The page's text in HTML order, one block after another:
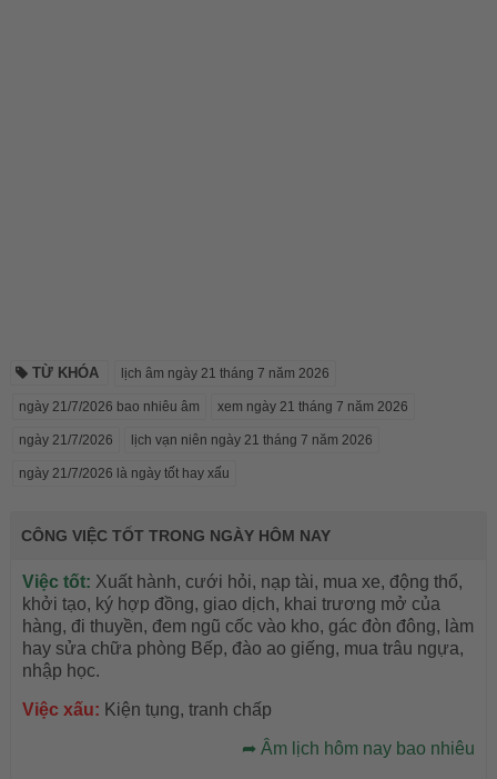
TỪ KHÓA lịch âm ngày 21 tháng 7 năm 2026
ngày 21/7/2026 bao nhiêu âm xem ngày 21 tháng 7 năm 2026
ngày 21/7/2026 lịch vạn niên ngày 21 tháng 7 năm 2026
ngày 21/7/2026 là ngày tốt hay xấu
CÔNG VIỆC TỐT TRONG NGÀY HÔM NAY
Việc tốt: Xuất hành, cưới hỏi, nạp tài, mua xe, động thổ,
khởi tạo, ký hợp đồng, giao dịch, khai trương mở của
hàng, đi thuyền, đem ngũ cốc vào kho, gác đòn đông, làm
hay sửa chữa phòng Bếp, đào ao giếng, mua trâu ngựa,
nhập học.
Việc xấu: Kiện tụng, tranh chấp
➦Âm lịch hôm nay bao nhiêu